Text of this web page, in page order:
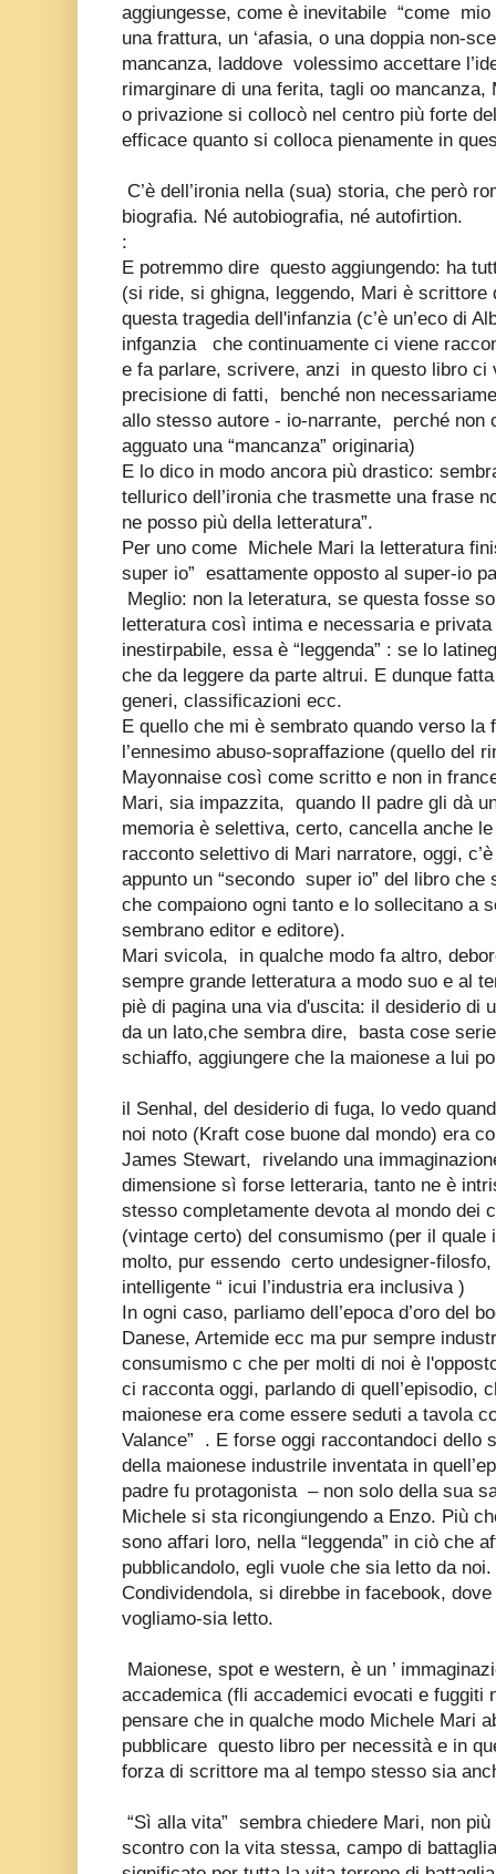
aggiungesse, come è inevitabile “come mio
una frattura, un ‘afasia, o una doppia non-
mancanza, laddove volessimo accettare
rimarginare di una ferita, tagli oo
o privazione si collocò nel centro più forte
efficace quanto si colloca pienamente in
C’è dell’ironia nella (sua) storia, che però
biografia. Né autobiografia, né autofirtion.
:
E potremmo dire questo aggiungendo: ha
(si ride, si ghigna, leggendo, Mari è
questa tragedia dell'infanzia (c’è un’eco di
infganzia
che continuamente ci viene
e fa parlare, scrivere, anzi
in questo libro ci
precisione di fatti,
benché non
allo stesso autore - io-narrante,
perché non
agguato una “mancanza” originaria)
E lo dico in modo ancora più drastico:
tellurico dell’ironia che trasmette una frase
ne posso più della letteratura”.
Per uno come Michele Mari la letteratura
super io” esattamente opposto al super-io
Meglio: non la leteratura, se questa fosse
letteratura così intima e necessaria e
inestirpabile, essa è “leggenda” : se lo
che da leggere da parte altrui. E dunque
generi, classificazioni ecc.
E quello che mi è sembrato quando verso la
l’ennesimo abuso-sopraffazione (quello del
Mayonnaise così come scritto e non in
Mari, sia impazzita, quando Il padre gli dà
memoria è selettiva, certo, cancella anche
racconto selettivo di Mari narratore, oggi,
appunto un “secondo super io” del libro
che compaiono ogni tanto e lo sollecitano a
sembrano editor e editore).
Mari svicola,
in qualche modo fa altro,
sempre grande letteratura a modo suo e al
piè di pagina una via d'uscita: il desiderio di
da un lato,che sembra dire,
basta cose
schiaffo, aggiungere che la maionese a lui
il Senhal, del desiderio di fuga, lo vedo
noi noto (Kraft cose buone dal mondo) era
James Stewart,
rivelando una
dimensione sì forse letteraria, tanto ne è
stesso completamente devota al mondo dei
(vintage certo) del consumismo (per il quale
molto, pur essendo certo undesigner-
intelligente “ icui l’industria era inclusiva )
In ogni caso, parliamo dell’epoca d’oro del
Danese, Artemide ecc ma pur sempre
consumismo c che per molti di noi è
ci racconta oggi, parlando di quell’episodio,
maionese era come essere seduti a tavola
Valance”
. E forse oggi raccontandoci dello
della maionese industrile inventata in
padre fu protagonista – non solo della sua
Michele si sta ricongiungendo a Enzo. Più
sono affari loro, nella “leggenda” in ciò che
pubblicandolo, egli vuole che sia letto da noi.
Condividendola, si direbbe in facebook,
vogliamo-sia letto.
Maionese, spot e western, è un ’
accademica (fli accademici evocati e fuggiti
pensare che in qualche modo Michele Mari
pubblicare questo libro per necessità e in
forza di scrittore ma al tempo stesso sia
“Sì alla vita” sembra chiedere Mari, non
scontro con la vita stessa, campo di